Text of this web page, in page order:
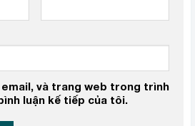
và trang web trong trình
luận kế tiếp của tôi.